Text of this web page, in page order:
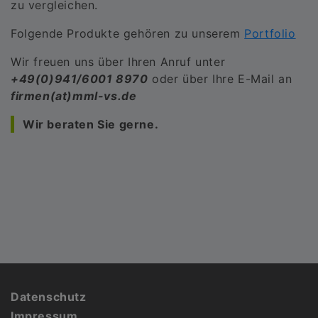
zu vergleichen.
Folgende Produkte gehören zu unserem Portfolio
Wir freuen uns über Ihren Anruf unter
+49(0)941/6001 8970 oder über Ihre E-Mail an
firmen(at)mml-vs.de
Wir beraten Sie gerne.
Fußbereich
Datenschutz